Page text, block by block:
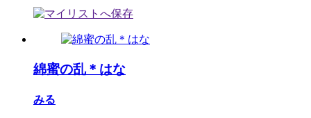
綿蜜の乱＊はな
みる